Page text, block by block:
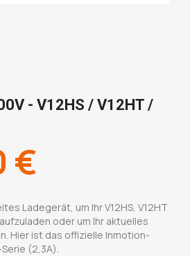
- V12HS / V12HT /
€
Ladegerät, um Ihr V12HS, V12HT
oder um Ihr aktuelles
Hier ist das offizielle Inmotion-
(2,3A).